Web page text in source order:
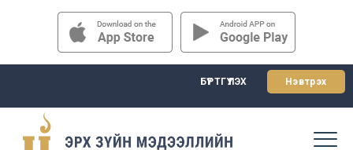
БҮРТГҮҮЛЭХ Нэвтрэх